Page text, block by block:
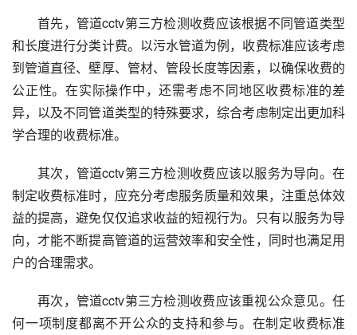
首先，管道cctv第三方检测收费应该根据不同管道类型
和长度进行分类计费。以污水管道为例，收费标准应该考虑
到管道直径、壁厚、管材、管段长度等因素，以确保收费的
公正性。在实际操作中，还需考虑不同地区收费标准的差
异，以及不同管道类型的特殊要求，综合考虑制定出更加科
学合理的收费标准。
其次，管道cctv第三方检测收费应该以服务为导向。在
制定收费标准时，应充分考虑服务质量和效果，注重总体效
益的提高，避免仅仅追求收益的短视行为。只有以服务为导
向，才能不断提高管道的运营效率和安全性，同时也满足用
户的合理需求。
再次，管道cctv第三方检测收费应该重视公众意见。任
何一项制度都离不开公众的支持和参与。在制定收费标准